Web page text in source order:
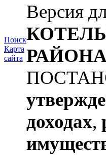
Поиск
Карта
сайта
Версия
доходах,